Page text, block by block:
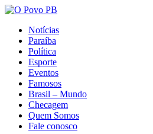
Notícias
Paraíba
Política
Esporte
Eventos
Famosos
Brasil – Mundo
Checagem
Quem Somos
Fale conosco